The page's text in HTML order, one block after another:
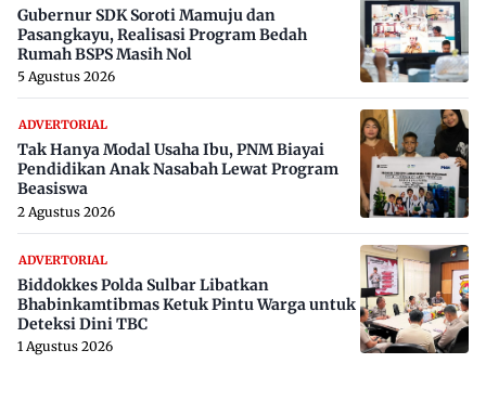
Gubernur SDK Soroti Mamuju dan
Pasangkayu, Realisasi Program Bedah
Rumah BSPS Masih Nol
5 Agustus 2026
ADVERTORIAL
Tak Hanya Modal Usaha Ibu, PNM Biayai
Pendidikan Anak Nasabah Lewat Program
Beasiswa
2 Agustus 2026
ADVERTORIAL
Biddokkes Polda Sulbar Libatkan
Bhabinkamtibmas Ketuk Pintu Warga untuk
Deteksi Dini TBC
1 Agustus 2026